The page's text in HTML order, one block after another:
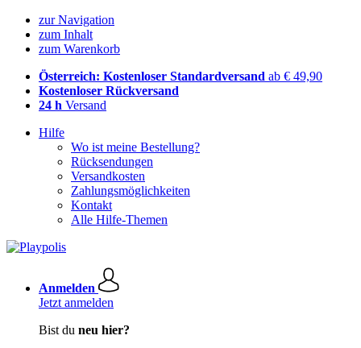
zur Navigation
zum Inhalt
zum Warenkorb
Österreich: Kostenloser Standardversand ab € 49,90
Kostenloser Rückversand
24 h Versand
Hilfe
Wo ist meine Bestellung?
Rücksendungen
Versandkosten
Zahlungsmöglichkeiten
Kontakt
Alle Hilfe-Themen
Anmelden
Jetzt anmelden
Bist du neu hier?